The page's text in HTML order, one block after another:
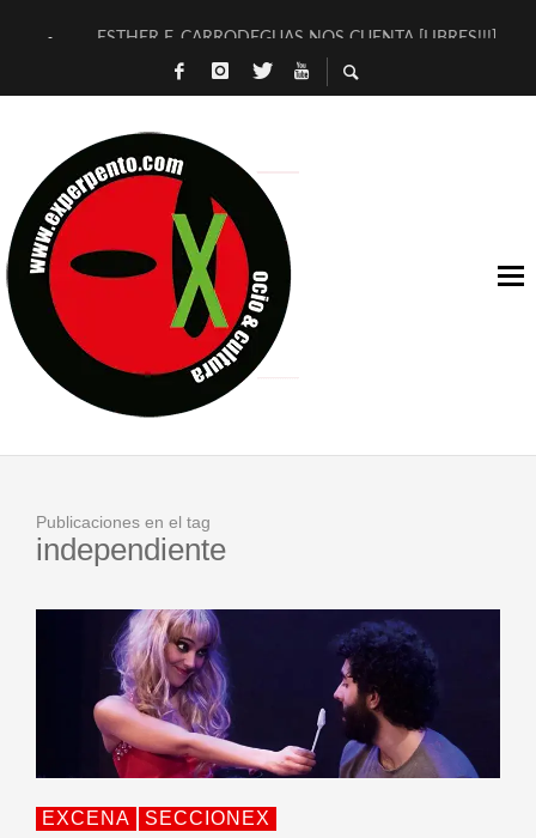
ESTHER F. CARRODEGUAS NOS CUENTA [LIBRES!!!]
[TERRA DE GUAPES] DE SANDRA MONFORT
TIMBRE 4, LA ESCUELA DEL DIRECTOR TEATRAL CLAUDIO
30 AÑOS (NO ES NADA) DE LA KATARSIS DEL TOMATAZO
MILITARES JUDÍAS EN #EXVITA
D’BALDOMEROS REINVENTAN [BITÁCORA 3.0] EN EXVITA
MARSHALL FLASH PRESENTA EN EXVITA [RELATIVA
JOFRE BARDAGÍ EN EXVITA INTERPRETANDO A SERRAT
Publicaciones en el tag
independiente
EXCENA SECCIONEX